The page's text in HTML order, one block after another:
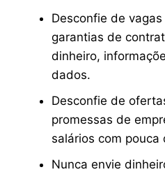
Desconfie de
garantias de
dinheiro,
dados.
Desconfie de
promessas de
salários com pouca
Nunca envie